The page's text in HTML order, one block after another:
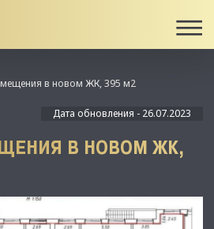
в новом ЖК, 395 м2
Дата обновления - 26.07.2023
В НОВОМ ЖК,